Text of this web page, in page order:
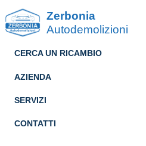
Zerbonia
Autodemolizioni
CERCA UN RICAMBIO
AZIENDA
SERVIZI
CONTATTI